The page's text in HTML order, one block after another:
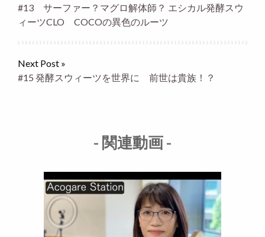
#13 サーファー？マグロ解体師？ エシカル発酵スウ
ィーツCLO COCOの異色のルーツ
Next Post »
#15 発酵スウィーツを世界に 前世は貴族！？
- 関連動画 -